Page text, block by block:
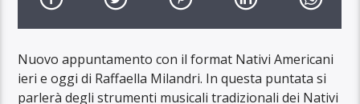
Nuovo appuntamento con il format Nativi Americani
ieri e oggi di Raffaella Milandri. In questa puntata si
parlerà degli strumenti musicali tradizionali dei Nativi